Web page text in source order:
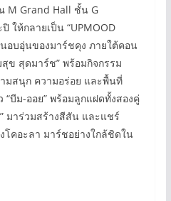
M Grand Hall ชั้น G
ให้กลายเป็น “UPMOOD
อบอุ่นของมาร์ชคุง ภายใต้คอน
ข สุดมาร์ช” พร้อมกิจกรรม
มสนุก ความอร่อย และพื้นที่
“บีม-ออย” พร้อมลูกแฝดทั้งสองคู่
มาร่วมสร้างสีสัน และแชร์
คอะลา มาร์ชอย่างใกล้ชิดใน